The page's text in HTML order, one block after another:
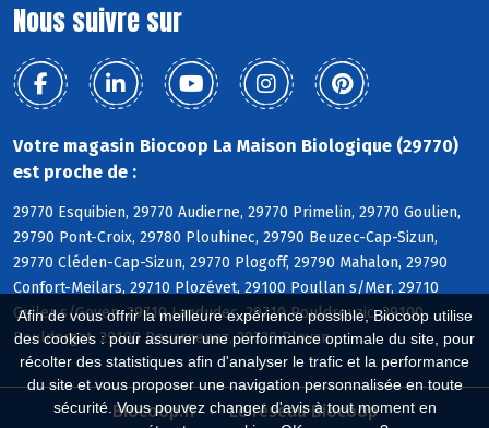
Afin de vous offrir la meilleure expérience possible, Biocoop utilise
des cookies : pour assurer une performance optimale du site, pour
récolter des statistiques afin d'analyser le trafic et la performance
du site et vous proposer une navigation personnalisée en toute
sécurité. Vous pouvez changer d'avis à tout moment en
Nous suivre sur
Votre magasin Biocoop La Maison Biologique (29770)
est proche de :
29770 Esquibien, 29770 Audierne, 29770 Primelin, 29770 Goulien,
29790 Pont-Croix, 29780 Plouhinec, 29790 Beuzec-Cap-Sizun,
29770 Cléden-Cap-Sizun, 29770 Plogoff, 29790 Mahalon, 29790
Confort-Meilars, 29710 Plozévet, 29100 Poullan s/Mer, 29710
Guiler s/Goyen, 29710 Landudec, 29710 Pouldreuzic, 29100
Pouldergat, 29100 Douarnenez, 29720 Plovan
Biocoop.fr Le réseau Biocoop